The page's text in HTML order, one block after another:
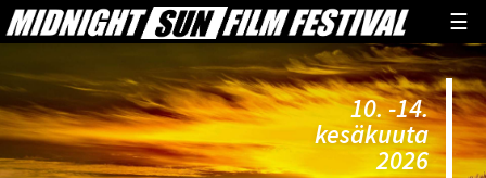
☰
10. -14.
kesäkuuta
2026